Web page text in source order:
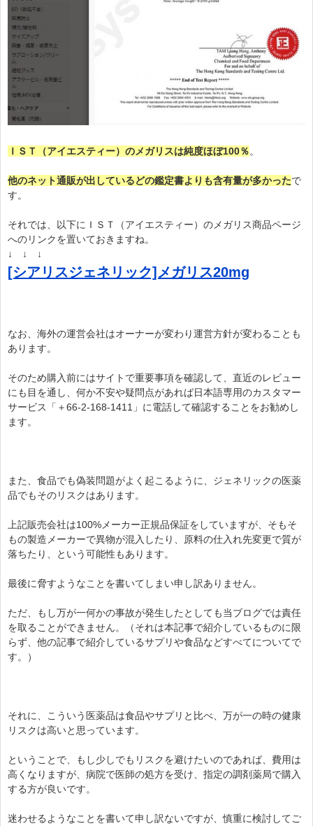
ＩＳＴ（アイエスティー）のメガリスは純度ほぼ100％。
他のネット通販が出しているどの鑑定書よりも含有量が多かったで
す。
それでは、以下にＩＳＴ（アイエスティー）のメガリス商品ページ
へのリンクを置いておきますね。
↓ ↓ ↓
[シアリスジェネリック]メガリス20mg
なお、海外の運営会社はオーナーが変わり運営方針が変わることも
あります。
そのため購入前にはサイトで重要事項を確認して、直近のレビュー
にも目を通し、何か不安や疑問点があれば日本語専用のカスタマー
サービス「＋66-2-168-1411」に電話して確認することをお勧めし
ます。
また、食品でも偽装問題がよく起こるように、ジェネリックの医薬
品でもそのリスクはあります。
上記販売会社は100%メーカー正規品保証をしていますが、そもそ
もの製造メーカーで異物が混入したり、原料の仕入れ先変更で質が
落ちたり、という可能性もあります。
最後に脅すようなことを書いてしまい申し訳ありません。
ただ、もし万が一何かの事故が発生したとしても当ブログでは責任
を取ることができません。（それは本記事で紹介しているものに限
らず、他の記事で紹介しているサプリや食品などすべてについてで
す。）
それに、こういう医薬品は食品やサプリと比べ、万が一の時の健康
リスクは高いと思っています。
ということで、もし少しでもリスクを避けたいのであれば、費用は
高くなりますが、病院で医師の処方を受け、指定の調剤薬局で購入
する方が良いです。
迷わせるようなことを書いて申し訳ないですが、慎重に検討してご